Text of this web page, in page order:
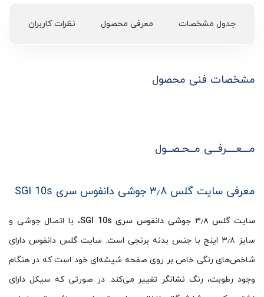
جدول مشخصات معرفی محصول نظرات کاربران
مشخصات فنی محصول
مـــعــــرفــی مــحـصــول
معرفی سایت گلس ۳٫۸ جوشی دانفوس سری SGI 10s
سایت گلس ۳٫۸ جوشی دانفوس سری SGI 10s
، با اتصال جوشی و
سایز ۳٫۸ اینچ با جنس بدنه برنجی است. سایت گلس دانفوس دارای
شاخص‌های رنگی خاص بر روی صفحه شیشه‌ای خود است که در هنگام
وجود رطوبت، رنگ نشانگر تغییر می‌کند. در صورتی که سیکل دارای